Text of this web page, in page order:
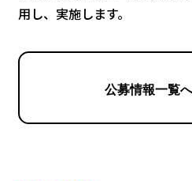
用し、実施します。
公募情報一覧